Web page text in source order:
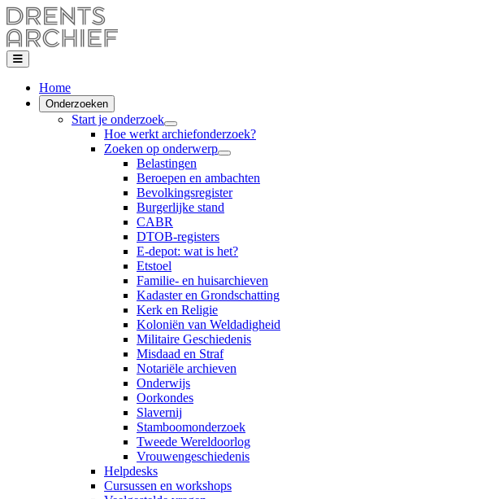
Home
Onderzoeken
Start je onderzoek
Hoe werkt archiefonderzoek?
Zoeken op onderwerp
Belastingen
Beroepen en ambachten
Bevolkingsregister
Burgerlijke stand
CABR
DTOB-registers
E-depot: wat is het?
Etstoel
Familie- en huisarchieven
Kadaster en Grondschatting
Kerk en Religie
Koloniën van Weldadigheid
Militaire Geschiedenis
Misdaad en Straf
Notariële archieven
Onderwijs
Oorkondes
Slavernij
Stamboomonderzoek
Tweede Wereldoorlog
Vrouwengeschiedenis
Helpdesks
Cursussen en workshops